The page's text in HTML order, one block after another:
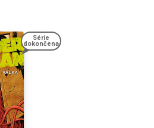
Série
dokončena